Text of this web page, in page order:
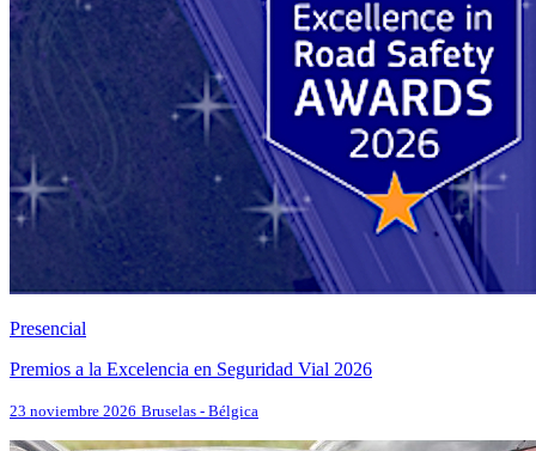
Presencial
Premios a la Excelencia en Seguridad Vial 2026
23 noviembre 2026 Bruselas - Bélgica